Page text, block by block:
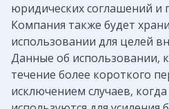
юридических соглашений и
Компания также будет
использовании для целей
Данные об использовании,
течение более короткого
исключением случаев,